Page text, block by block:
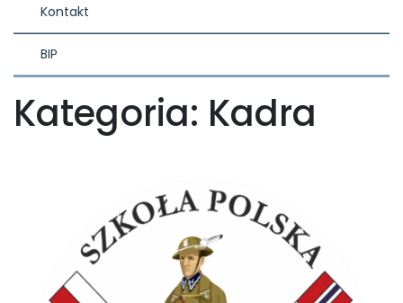
Kontakt
BIP
Kategoria: Kadra